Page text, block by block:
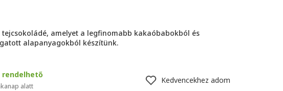
tejcsokoládé, amelyet a legfinomabb kakaóbabokból és
alapanyagokból készítünk.
rendelhető
alatt
Kedvencekhez adom